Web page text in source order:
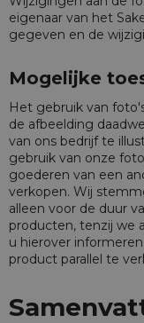
eigenaar van het
gegeven en de
Mogelijke
Het gebruik van
de afbeelding
van ons bedrijf te
gebruik van onze
goederen van een
verkopen. Wij
alleen voor de duur
producten, tenzij we
u hierover
product parallel te